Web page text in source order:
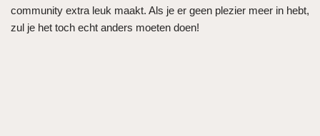
community extra leuk maakt. Als je er geen plezier meer in hebt,
zul je het toch echt anders moeten doen!